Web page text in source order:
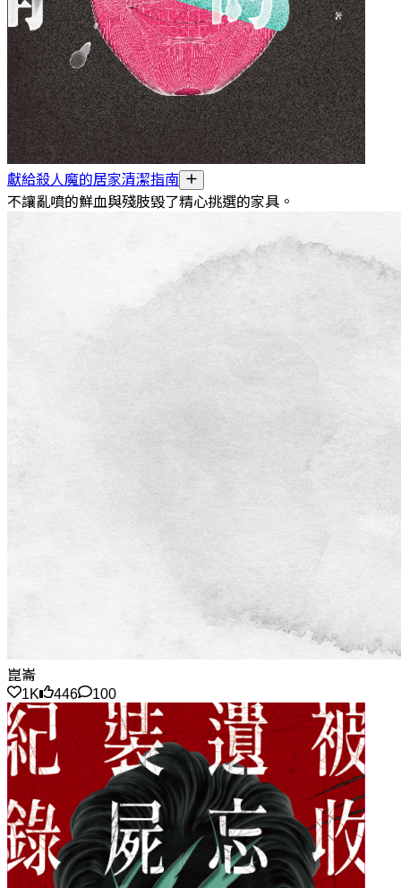
獻給殺人魔的居家清潔指南
不讓亂噴的鮮血與殘肢毀了精心挑選的家具。
崑崙
1K
446 100